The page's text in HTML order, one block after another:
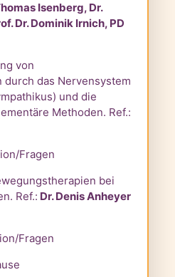
Isenberg, Dr.
Dr. Dominik Irnich, PD
von
das Nervensystem
und die
Methoden. Ref.:
Fragen
bei
Ref.: Dr. Denis Anheyer
Fragen